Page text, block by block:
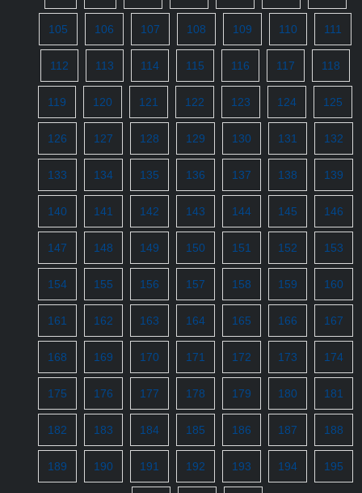
105 106 107 108 109 110 111
112 113 114 115 116 117 118
119 120 121 122 123 124 125
126 127 128 129 130 131 132
133 134 135 136 137 138 139
140 141 142 143 144 145 146
147 148 149 150 151 152 153
154 155 156 157 158 159 160
161 162 163 164 165 166 167
168 169 170 171 172 173 174
175 176 177 178 179 180 181
182 183 184 185 186 187 188
189 190 191 192 193 194 195